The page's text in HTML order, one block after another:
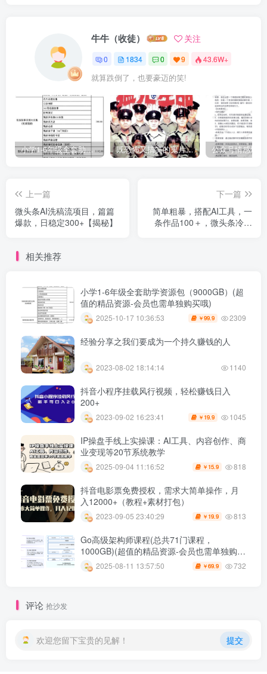
牛牛（收徒） 关注
0 1834 0 9 43.6W+
就算跌倒了，也要豪迈的笑!
小学1-6年级全套助学资源包（9000GB）(超值的精品资源-会员也需单独购买哦) 既恐怖又搞笑的鬼片（10部猛鬼恐怖片都是喜剧片）
上一篇
微头条AI洗稿流项目，篇篇
爆款，日稳定300+【揭秘】
下一篇
简单粗暴，搭配AI工具，一
条作品100＋，微头条冷门
相关推荐
小学1-6年级全套助学资源包（9000GB）(超
值的精品资源-会员也需单独购买哦)
2025-10-17 10:36:53 ￥99.9 2309
经验分享之我们要成为一个持久赚钱的人
2023-08-02 18:14:14 1140
抖音小程序挂载风行视频，轻松赚钱日入
200+
2023-09-02 16:23:41 ￥ 19.9 1045
IP操盘手线上实操课：AI工具、内容创作、商
业变现等20节系统教学
2025-09-04 11:16:52 ￥ 15.9 818
抖音电影票免费授权，需求大简单操作，月
入12000+（教程+素材打包）
2023-09-05 23:40:29 ￥ 19.9 813
Go高级架构师课程(总共71门课程，
1000GB)(超值的精品资源-会员也需单独购买
哦)
2025-08-11 13:57:50 ￥69.9 732
评论 抢沙发
欢迎您留下宝贵的见解！ 提交